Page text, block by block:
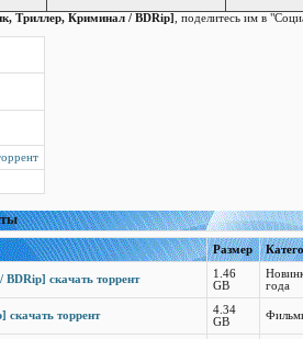
Триллер, Криминал / BDRip] , поделитесь им в
Размер
скачать торрент
1.46
GB
года
торрент
4.34
GB